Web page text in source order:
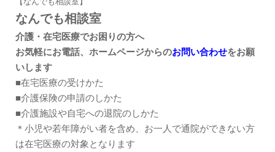
なんでも相談室
介護・在宅医療でお困りの方へ
お気軽にお電話、ホームページからのお問い合わせをお願
いします
■在宅医療の受けかた
■介護保険の申請のしかた
■介護施設や自宅への退院のしかた
＊小児や若年障がい者を含め、お一人で通院ができない方
は在宅医療の対象となります